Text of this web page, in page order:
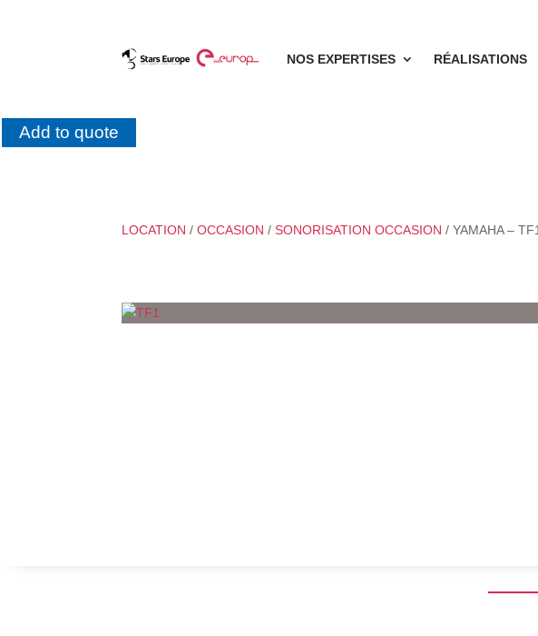
NOS EXPERTISES RÉALISATIONS
Add to quote
LOCATION /OCCASION /SONORISATION OCCASION / YAMAHA –